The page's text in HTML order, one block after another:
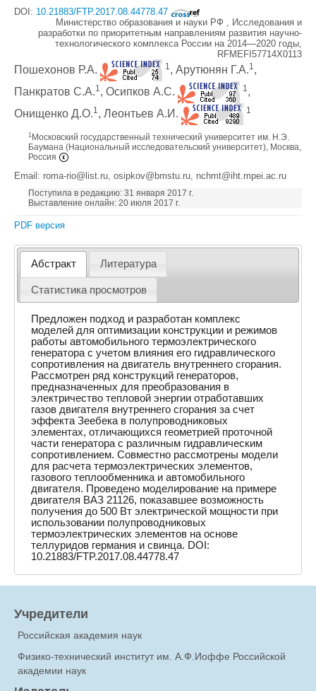
DOI: 10.21883/FTP.2017.08.44778.47
Министерство образования и науки РФ , Исследования и
разработки по приоритетным направлениям развития научно-
технологического комплекса России на 2014—2020 годы,
RFMEFI57714X0113
Пошехонов Р.А. 1 , Арутюнян Г.А.1 ,
Панкратов С.А.1 , Осипков А.С. 1 ,
Онищенко Д.О.1 , Леонтьев А.И. 1
1 Московский государственный технический университет им. Н.Э.
Баумана (Национальный исследовательский университет), Москва,
Россия
Email: roma-rio@list.ru, osipkov@bmstu.ru, nchmt@iht.mpei.ac.ru
Поступила в редакцию: 31 января 2017 г.
Выставление онлайн: 20 июля 2017 г.
PDF версия
Абстракт Литература
Статистика просмотров
Предложен подход и разработан комплекс
моделей для оптимизации конструкции и режимов
работы автомобильного термоэлектрического
генератора с учетом влияния его гидравлического
сопротивления на двигатель внутреннего сгорания.
Рассмотрен ряд конструкций генераторов,
предназначенных для преобразования в
электричество тепловой энергии отработавших
газов двигателя внутреннего сгорания за счет
эффекта Зеебека в полупроводниковых
элементах, отличающихся геометрией проточной
части генератора с различным гидравлическим
сопротивлением. Совместно рассмотрены модели
для расчета термоэлектрических элементов,
газового теплообменника и автомобильного
двигателя. Проведено моделирование на примере
двигателя ВАЗ 21126, показавшее возможность
получения до 500 Вт электрической мощности при
использовании полупроводниковых
термоэлектрических элементов на основе
теллуридов германия и свинца. DOI:
10.21883/FTP.2017.08.44778.47
Учредители
Российская академия наук
Физико-технический институт им. А.Ф.Иоффе Российской
академии наук